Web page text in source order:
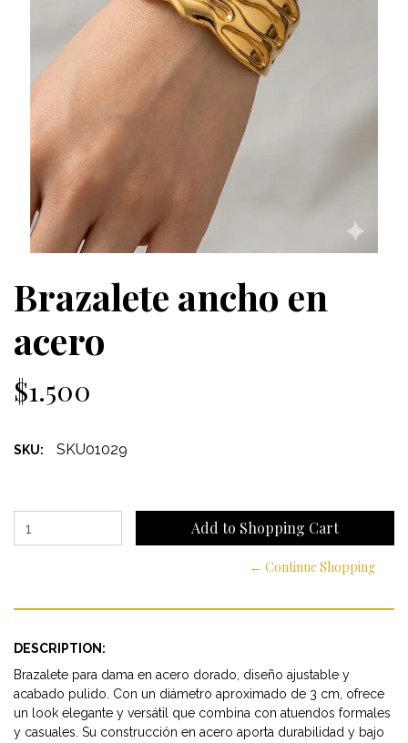
Brazalete ancho en
acero
$1.500
SKU: SKU01029
← Continue Shopping
DESCRIPTION:
Brazalete para dama en acero dorado, diseño ajustable y
acabado pulido. Con un diámetro aproximado de 3 cm, ofrece
un look elegante y versátil que combina con atuendos formales
y casuales. Su construcción en acero aporta durabilidad y bajo